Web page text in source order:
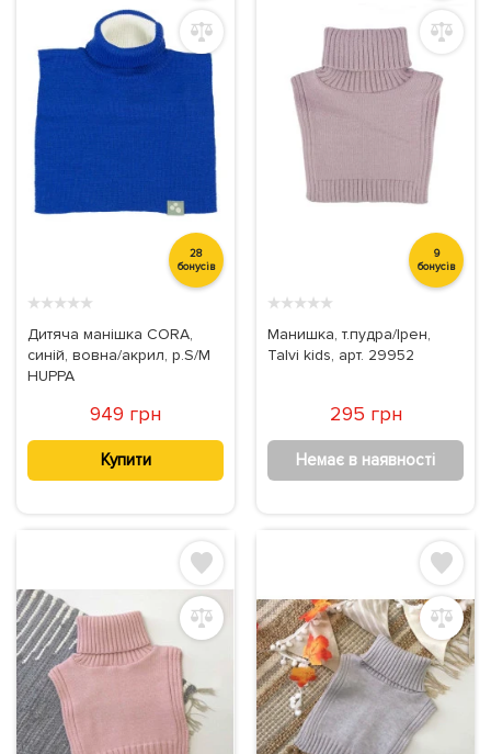
28
бонусів
★★★★★
Дитяча манішка CORA,
синій, вовна/акрил, р.S/M
HUPPA
949 грн
Купити
9
бонусів
★★★★★
Манишка, т.пудра/Ірен,
Talvi kids, арт. 29952
295 грн
Немає в наявності